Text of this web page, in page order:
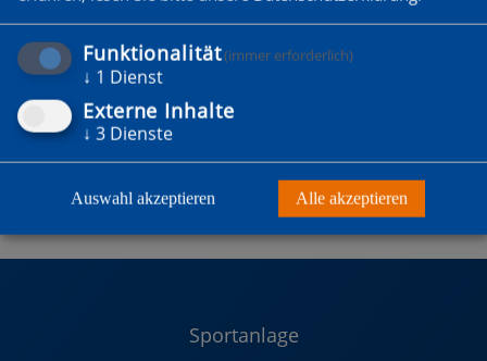
Sportanlage
Funktionalität(immer erforderlich)
↓ 1 Dienst
Externe Inhalte
↓ 3 Dienste
Auswahl akzeptieren Alle akzeptieren